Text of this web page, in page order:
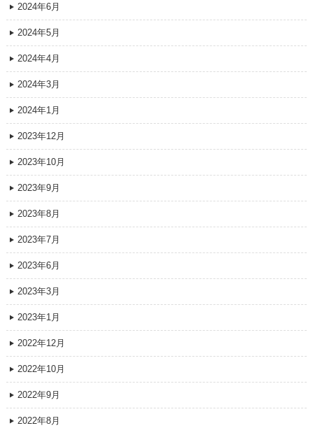
2024年6月
2024年5月
2024年4月
2024年3月
2024年1月
2023年12月
2023年10月
2023年9月
2023年8月
2023年7月
2023年6月
2023年3月
2023年1月
2022年12月
2022年10月
2022年9月
2022年8月